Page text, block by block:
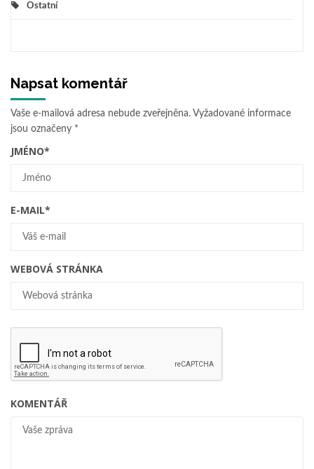
Ostatní
Napsat komentář
Vaše e-mailová adresa nebude zveřejněna. Vyžadované informace
jsou označeny *
JMÉNO*
E-MAIL*
WEBOVÁ STRÁNKA
KOMENTÁŘ